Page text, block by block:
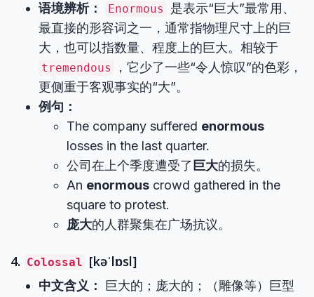
语境辨析：
Enormous
是表示“巨大”最常用、
最直接的形容词之一，通常指物理尺寸上的巨
大，也可以指数量、程度上的巨大。相较于
tremendous
，它少了一些“令人惊叹”的色彩，
更侧重于客观事实的“大”。
例句：
The company suffered enormous
losses in the last quarter.
公司在上个季度遭受了 巨大的损失。
An enormous crowd gathered in the
square to protest.
庞大的人群聚集在广场抗议。
4. Colossal [kəˈlɒsl]
中文含义：
巨大的；庞大的；（雕像等）巨型